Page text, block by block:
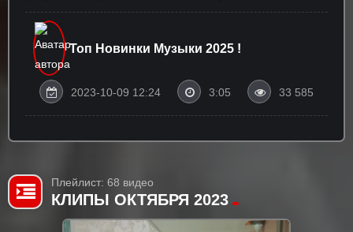
Топ Новинки Музыки 2025 !
2023-10-09 12:24 3:05 33 585
Плейлист: 68 видео
КЛИПЫ ОКТЯБРЯ 2023